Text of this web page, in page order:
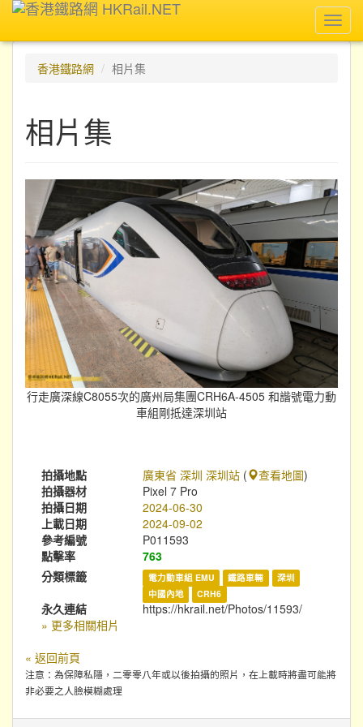
香港鐵路網
相片集
相片集
行走廣深線C8055次的廣州局集團CRH6A-4505 和諧號電力動
車組剛抵達深圳站
拍攝地點 廣東省 深圳 深圳站 ( 查看地圖)
拍攝器材
Pixel 7 Pro
拍攝日期
2024-06-30
上載日期
2024-09-02
參考編號
P011593
點擊率
763
分類標籤
電力動車組 EMU 鐵路車輛
深圳
中國內地
CRH6
永久連結
https://hkrail.net/Photos/11593/
» 更多相關相片
« 返回前頁
注意：為保障私隱，二零零八年或以後拍攝的照片，在上載時將盡可能將
非必要之人臉模糊處理